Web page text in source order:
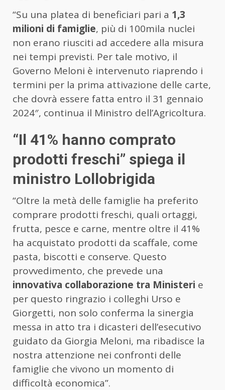
“Su una platea di beneficiari pari a 1,3
milioni di famiglie, più di 100mila nuclei
non erano riusciti ad accedere alla misura
nei tempi previsti. Per tale motivo, il
Governo Meloni è intervenuto riaprendo i
termini per la prima attivazione delle carte,
che dovrà essere fatta entro il 31 gennaio
2024″, continua il Ministro dell’Agricoltura.
“Il 41% hanno comprato
prodotti freschi” spiega il
ministro Lollobrigida
“Oltre la metà delle famiglie ha preferito
comprare prodotti freschi, quali ortaggi,
frutta, pesce e carne, mentre oltre il 41%
ha acquistato prodotti da scaffale, come
pasta, biscotti e conserve. Questo
provvedimento, che prevede una
innovativa collaborazione tra Ministeri e
per questo ringrazio i colleghi Urso e
Giorgetti, non solo conferma la sinergia
messa in atto tra i dicasteri dell’esecutivo
guidato da Giorgia Meloni, ma ribadisce la
nostra attenzione nei confronti delle
famiglie che vivono un momento di
difficoltà economica”.